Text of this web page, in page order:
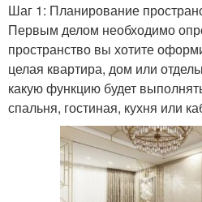
Шаг 1: Планирование
Первым делом необходимо
пространство вы хотите
целая квартира, дом или
какую функцию будет
спальня, гостиная, кухня или